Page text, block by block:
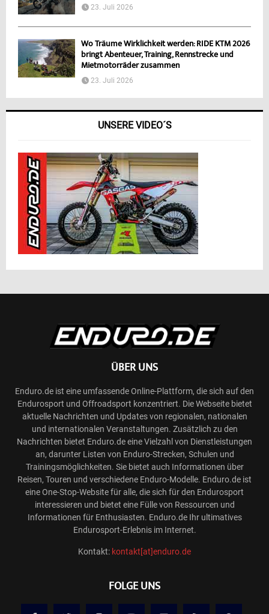
23. Juli 2026
Wo Träume Wirklichkeit werden: RIDE KTM 2026
bringt Abenteuer, Training, Rennstrecke und
Mietmotorräder zusammen
23. Juli 2026
UNSERE VIDEO´S
ÜBER UNS
Enduro.de ist eine umfassende Online-Plattform, die sich auf den
Endurosport und Offroadsport konzentriert. Die Webseite bietet
aktuelle Nachrichten und Updates von regionalen, nationalen
und internationalen Veranstaltungen. Zusätzlich zu den
Nachrichten bietet Enduro.de eine Vielzahl von Dienstleistungen
an, darunter Listen von Enduro-Strecken, Schulen und
Trainingsmöglichkeiten. Sie bietet auch Informationen über
Reisen, Touren und verschiedene Enduro-Modelle. Enduro.de ist
eine One-Stop-Website für alle, die sich für den Endurosport
interessieren und bietet eine Fülle von Ressourcen und
Informationen für Enthusiasten. Enduro.de Ihr ultimatives
Endurosport-Erlebnis im Internet.
Kontakt: kontakt[at]enduro.de
FOLGE UNS